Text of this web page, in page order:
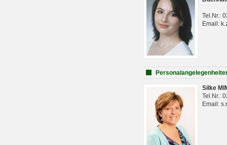
Tel.Nr.:
Email:
Silke
Tel.Nr.:
Email: